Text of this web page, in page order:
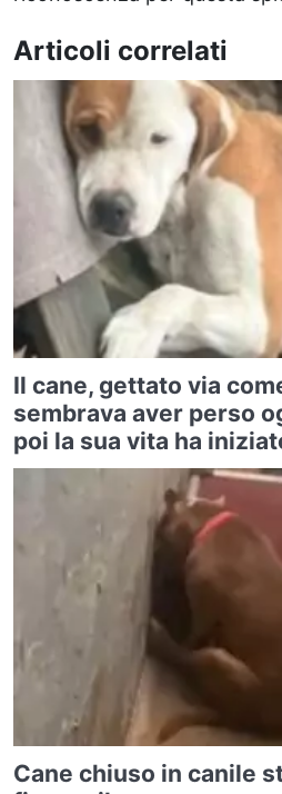
Articoli correlati
Il cane, gettato via
sembrava aver perso
poi la sua vita ha
Cane chiuso in canile